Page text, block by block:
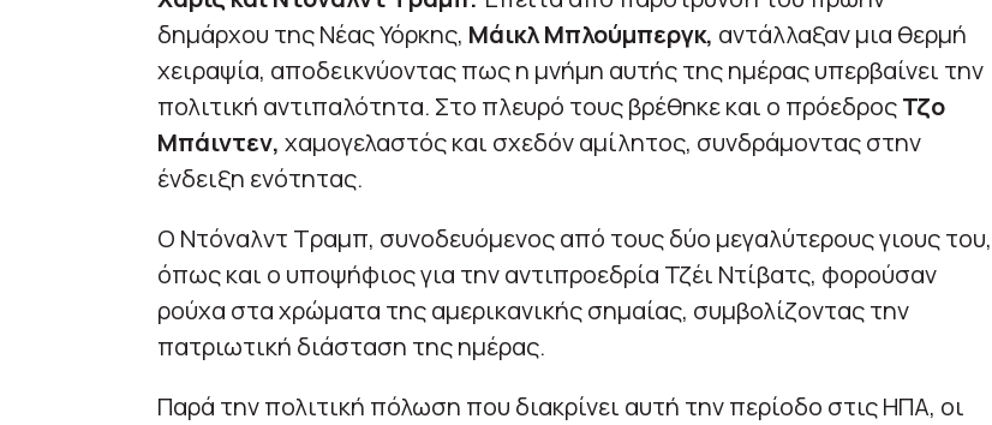
δημάρχου της Νέας Υόρκης, Μάικλ Μπλούμπεργκ, αντάλλαξαν μια θερμή
χειραψία, αποδεικνύοντας πως η μνήμη αυτής της ημέρας υπερβαίνει την
πολιτική αντιπαλότητα. Στο πλευρό τους βρέθηκε και ο πρόεδροςΤζο
Μπάιντεν, χαμογελαστός και σχεδόν αμίλητος, συνδράμοντας στην
ένδειξη ενότητας.
Ο Ντόναλντ Τραμπ, συνοδευόμενος από τους δύο μεγαλύτερους γιους του,
όπως και ο υποψήφιος για την αντιπροεδρία Τζέι Ντίβατς, φορούσαν
ρούχα στα χρώματα της αμερικανικής σημαίας, συμβολίζοντας την
πατριωτική διάσταση της ημέρας.
Παρά την πολιτική πόλωση που διακρίνει αυτή την περίοδο στις ΗΠΑ, οι